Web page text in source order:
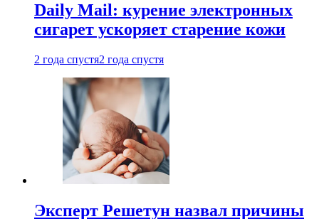
Daily Mail: курение электронных
сигарет ускоряет старение кожи
2 года спустя2 года спустя
Эксперт Решетун назвал причины